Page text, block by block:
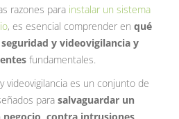
razones para instalar un sistema
, es esencial comprender en qué
y videovigilancia y
fundamentales.
videovigilancia es un conjunto de
para salvaguardar un